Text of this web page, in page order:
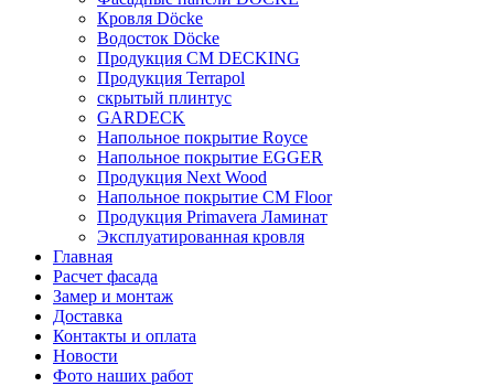
Кровля Döcke
Водосток Döcke
Продукция CM DECKING
Продукция Terrapol
скрытый плинтус
GARDECK
Напольное покрытие Royce
Напольное покрытие EGGER
Продукция Next Wood
Напольное покрытие CM Floor
Продукция Primavera Ламинат
Эксплуатированная кровля
Главная
Расчет фасада
Замер и монтаж
Доставка
Контакты и оплата
Новости
Фото наших работ